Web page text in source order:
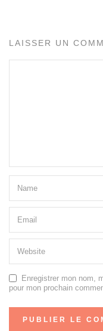
LAISSER UN
Enregistrer mon nom,
pour mon prochain